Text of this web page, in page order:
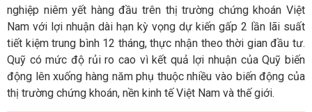
nghiệp niêm yết hàng đầu trên thị trường chứng khoán Việt
Nam với lợi nhuận dài hạn kỳ vọng dự kiến gấp 2 lần lãi suất
tiết kiệm trung bình 12 tháng, thực nhận theo thời gian đầu tư.
Quỹ có mức độ rủi ro cao vì kết quả lợi nhuận của Quỹ biến
động lên xuống hàng năm phụ thuộc nhiều vào biến động của
thị trường chứng khoán, nền kinh tế Việt Nam và thế giới.